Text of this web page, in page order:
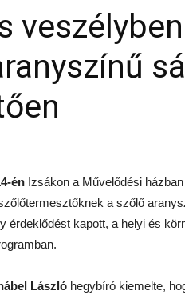
én Izsákon a Művelődési
a szőlő
érdeklődést kapott, a helyi és
László hegybíró kiemelte,